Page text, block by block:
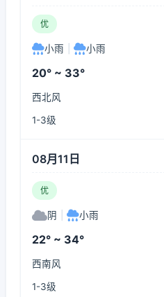
优
小雨 小雨
20° ~ 33°
西北风
1-3级
08月11日
优
阴 小雨
22° ~ 34°
西南风
1-3级